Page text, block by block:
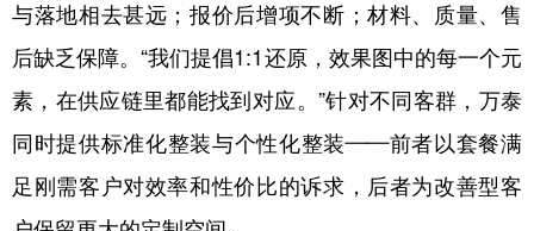
与落地相去甚远；报价后增项不断；材料、质量、售
后缺乏保障。“我们提倡1:1还原，效果图中的每一个元
素，在供应链里都能找到对应。”针对不同客群，万泰
同时提供标准化整装与个性化整装——前者以套餐满
足刚需客户对效率和性价比的诉求，后者为改善型客